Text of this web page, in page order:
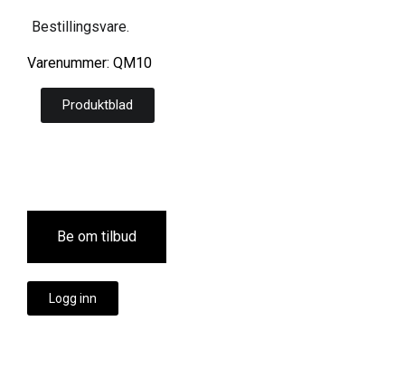
Bestillingsvare.
Varenummer: QM10
Produktblad
Be om tilbud
Logg inn